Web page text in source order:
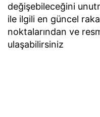
değişebileceğini
ile ilgili en güncel
noktalarından ve
ulaşabilirsiniz